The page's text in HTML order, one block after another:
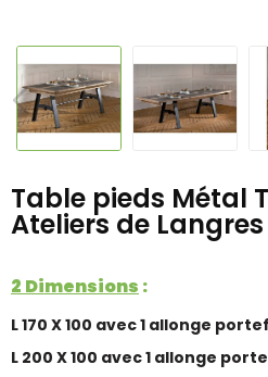
Table pieds Métal
Ateliers de Langres
2 Dimensions :
L 170 X 100 avec 1 allonge
L 200 X 100 avec 1 allonge